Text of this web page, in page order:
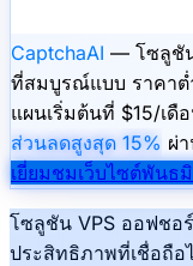
CaptchaAI — โซลูชัน
ที่สมบูรณ์แบบ ราคาต่
แผนเริ่มต้นที่ $15/เดื
ส่วนลดสูงสุด 15% ผ่
เยี่ยมชมเว็บไซต์พันธ
โซลูชัน VPS ออฟชอ
ประสิทธิภาพที่เชื่อถือ